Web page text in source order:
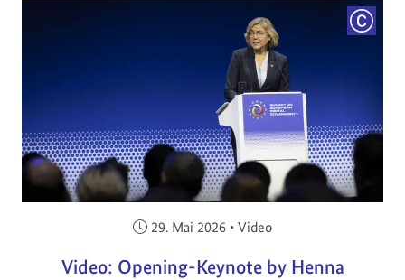
Veröffentlicht am:
29. Mai 2026 • Video
Video: Opening-Keynote by Henna